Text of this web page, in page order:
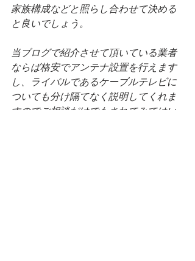
家族構成などと照らし合わせて決める
と良いでしょう。
当ブログで紹介させて頂いている業者
ならば格安でアンテナ設置を行えます
し、ライバルであるケーブルテレビに
ついても分け隔てなく説明してくれま
すのでご相談だけでもされてみてはい